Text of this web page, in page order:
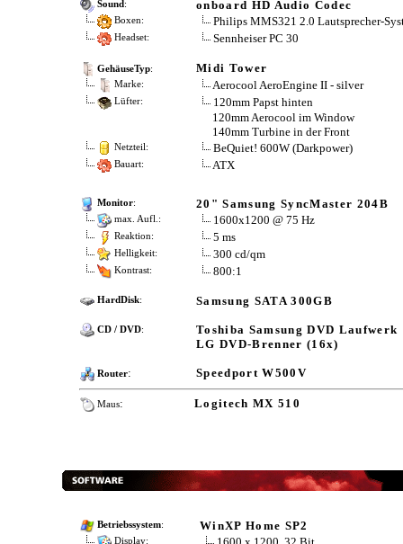
Sound: onboard HD Audio Codec
Boxen: Philips MMS321 2.0 Lautsprecher-
Headset: Sennheiser PC 30
GehäuseTyp: Midi Tower
Marke: Aerocool AeroEngine II - silver
Lüfter:
120mm Papst hinten
120mm Aerocool im Window
140mm Turbine in der Front
Netzteil: BeQuiet! 600W (Darkpower)
Bauart: ATX
Monitor: 20" Samsung SyncMaster 204B
max. Aufl.: 1600x1200 @ 75 Hz
Reaktion: 5 ms
Helligkeit: 300 cd/qm
Kontrast: 800:1
HardDisk: Samsung SATA 300GB
CD / DVD:
Toshiba Samsung DVD Laufwerk
LG DVD-Brenner (16x)
Router: Speedport W500V
Maus: Logitech MX 510
Betriebssystem: WinXP Home SP2
Display: